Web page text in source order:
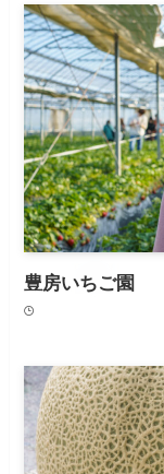
豊房いちご園